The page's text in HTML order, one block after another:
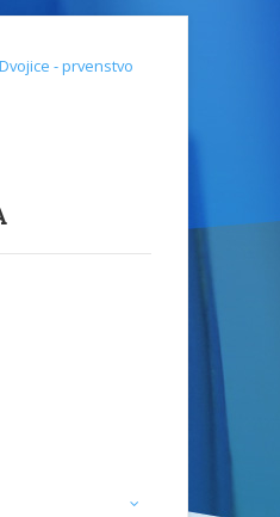
Dvojice - prvenstvo